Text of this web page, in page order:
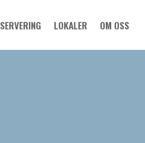
SERVERING LOKALER OM OSS